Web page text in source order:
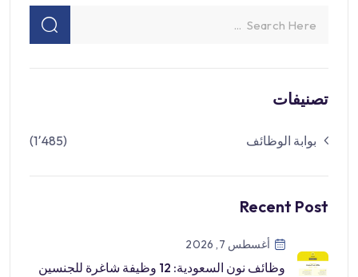
تصنيفات
بوابة الوظائف (1٬485)
Recent Post
أغسطس 7, 2026
وظائف نون السعودية: 12 وظيفة شاغرة للجنسين